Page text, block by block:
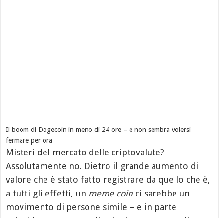
Il boom di Dogecoin in meno di 24 ore – e non sembra volersi
fermare per ora
Misteri del mercato delle criptovalute?
Assolutamente no. Dietro il grande aumento di
valore che è stato fatto registrare da quello che è,
a tutti gli effetti, un meme coin ci sarebbe un
movimento di persone simile – e in parte